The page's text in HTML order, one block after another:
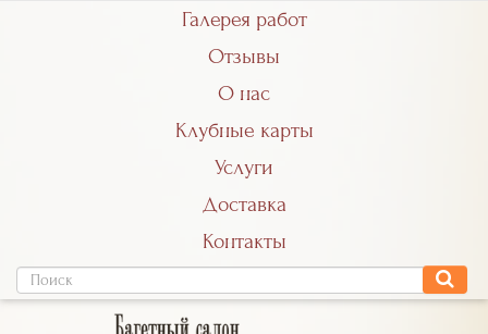
Галерея работ
Отзывы
О нас
Клубные карты
Услуги
Доставка
Контакты